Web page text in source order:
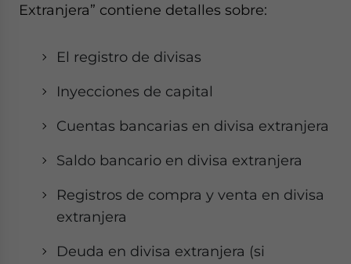
Extranjera” contiene detalles sobre:
El registro de divisas
Inyecciones de capital
Cuentas bancarias en divisa extranjera
Saldo bancario en divisa extranjera
Registros de compra y venta en divisa
extranjera
Deuda en divisa extranjera (si